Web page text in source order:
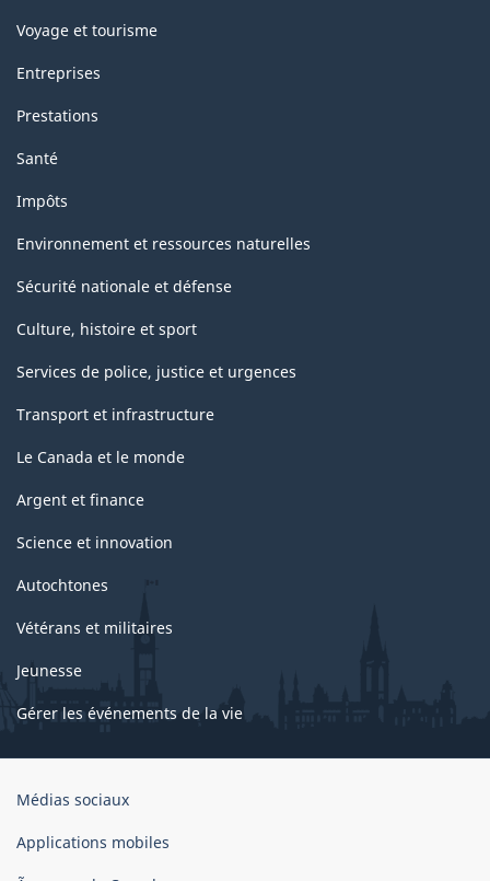
Voyage et tourisme
Entreprises
Prestations
Santé
Impôts
Environnement et ressources naturelles
Sécurité nationale et défense
Culture, histoire et sport
Services de police, justice et urgences
Transport et infrastructure
Le Canada et le monde
Argent et finance
Science et innovation
Autochtones
Vétérans et militaires
Jeunesse
Gérer les événements de la vie
Organisation
gouvernement
Médias sociaux
Applications mobiles